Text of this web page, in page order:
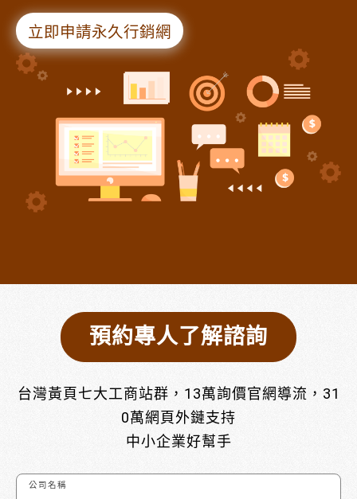
立即申請永久行銷網
預約專人了解諮詢
台灣黃頁七大工商站群，13萬詢價官網導流，31
0萬網頁外鏈支持
中小企業好幫手
公司名稱